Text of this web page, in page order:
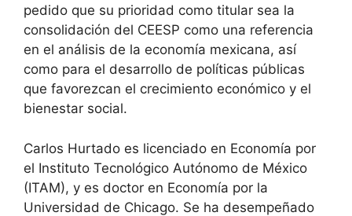
pedido que su prioridad como titular sea la
consolidación del CEESP como una referencia
en el análisis de la economía mexicana, así
como para el desarrollo de políticas públicas
que favorezcan el crecimiento económico y el
bienestar social.
Carlos Hurtado es licenciado en Economía por
el Instituto Tecnológico Autónomo de México
(ITAM), y es doctor en Economía por la
Universidad de Chicago. Se ha desempeñado